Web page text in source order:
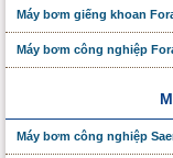
Máy bơm giếng khoan
Máy bơm công nghiệp
Máy bơm công nghiệp